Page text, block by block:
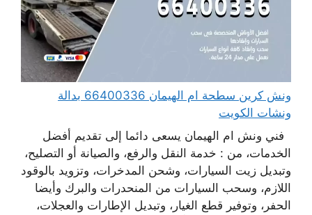
ونش كرين سطحة ام الهيمان 66400336 بدالة
ونشات الكويت
فني ونش ام الهيمان يسعى دائما إلى تقديم أفضل
الخدمات، من : خدمة النقل والرفع، والصيانة أو التصليح،
وتبديل زيت السيارات، وشحن المدخرات، وتزويد بالوقود
اللازم، وسحب السيارات من المنحدرات والبرك وأيضا
الحفر، وتوفير قطع الغيار، وتبديل الإطارات والعجلات،